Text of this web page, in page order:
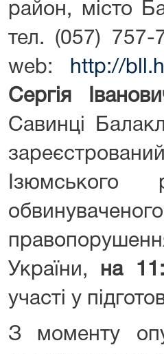
район, місто
тел. (057) 757-
web:
http://
Сергія
Савинці
Ізюмського
України, на
участі у
З моменту